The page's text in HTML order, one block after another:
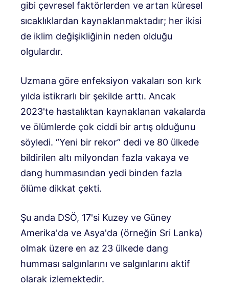
gibi çevresel faktörlerden ve artan küresel
sıcaklıklardan kaynaklanmaktadır; her ikisi
de iklim değişikliğinin neden olduğu
olgulardır.
Uzmana göre enfeksiyon vakaları son kırk
yılda istikrarlı bir şekilde arttı. Ancak
2023'te hastalıktan kaynaklanan vakalarda
ve ölümlerde çok ciddi bir artış olduğunu
söyledi. “Yeni bir rekor” dedi ve 80 ülkede
bildirilen altı milyondan fazla vakaya ve
dang hummasından yedi binden fazla
ölüme dikkat çekti.
Şu anda DSÖ, 17'si Kuzey ve Güney
Amerika'da ve Asya'da (örneğin Sri Lanka)
olmak üzere en az 23 ülkede dang
humması salgınlarını ve salgınlarını aktif
olarak izlemektedir.